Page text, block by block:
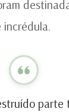
incrédula.
parte